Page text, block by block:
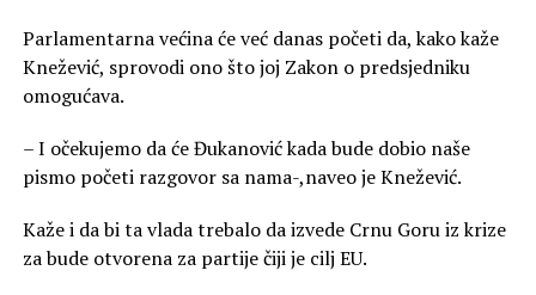
Parlamentarna većina će već danas početi da, kako kaže
Knežević, sprovodi ono što joj Zakon o predsjedniku
omogućava.
– I očekujemo da će Đukanović kada bude dobio naše
pismo početi razgovor sa nama-,naveo je Knežević.
Kaže i da bi ta vlada trebalo da izvede Crnu Goru iz krize
za bude otvorena za partije čiji je cilj EU.